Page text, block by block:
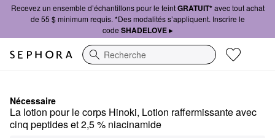
Recevez un ensemble d’échantillons pour le teintGRATUIT*avec tout achat
de 55 $ minimum requis. *Des modalités s’appliquent. Inscrire le
code SHADELOVE ▸
Recherche
Nécessaire
La lotion pour le corps Hinoki, Lotion raffermissante avec
cinq peptides et 2,5 % niacinamide